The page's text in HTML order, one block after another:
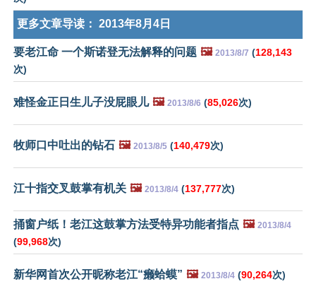
更多文章导读： 2013年8月4日
要老江命 一个斯诺登无法解释的问题 🖼️ 2013/8/7 (128,143
次)
难怪金正日生儿子没屁眼儿 🖼️ 2013/8/6 (85,026次)
牧师口中吐出的钻石 🖼️ 2013/8/5 (140,479次)
江十指交叉鼓掌有机关 🖼️ 2013/8/4 (137,777次)
捅窗户纸！老江这鼓掌方法受特异功能者指点 🖼️ 2013/8/4
(99,968次)
新华网首次公开昵称老江“癞蛤蟆” 🖼️ 2013/8/4 (90,264次)